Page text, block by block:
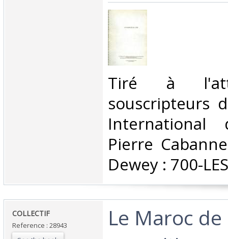
‎Tiré à
souscripteurs
Pierre
Dewey : 700-
‎COLLECTIF ‎
Reference : 28943
‎Le Maroc